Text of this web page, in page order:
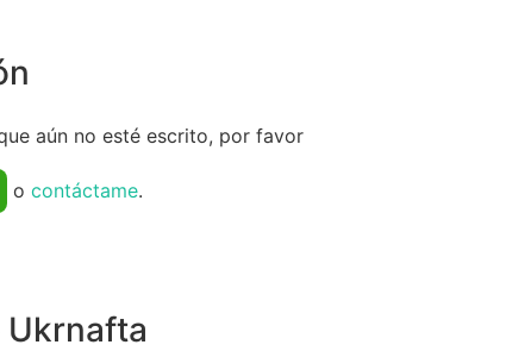
aún no esté escrito, por favor
o contáctame.